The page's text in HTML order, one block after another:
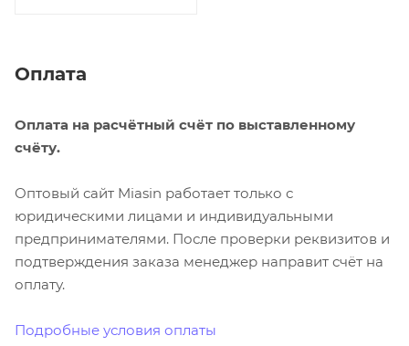
Оплата
Оплата на расчётный счёт по выставленному
счёту.
Оптовый сайт Miasin работает только с
юридическими лицами и индивидуальными
предпринимателями. После проверки реквизитов и
подтверждения заказа менеджер направит счёт на
оплату.
Подробные условия оплаты